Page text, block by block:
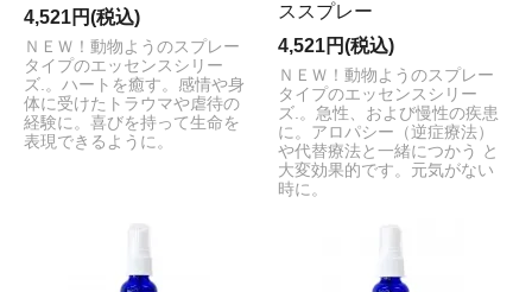
4,521円(税込)
ＮＥＷ！動物ようのスプレー
タイプのエッセンスシリー
ズ.。ハートを癒す。感情や身
体に受けたトラウマや虐待の
経験に。喜びを持って生命を
表現できるように。
ススプレー
4,521円(税込)
ＮＥＷ！動物ようのスプレー
タイプのエッセンスシリー
ズ.。急性、および慢性の疾患
に。アロパシー（逆症療法）
や代替療法と一緒につかう と
大変効果的です。元気がない
時に。